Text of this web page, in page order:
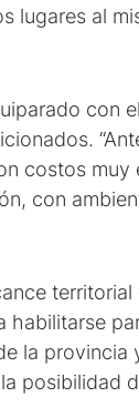
lugares al
con
costos muy
con
territorial
habilitarse
la provincia
posibilidad